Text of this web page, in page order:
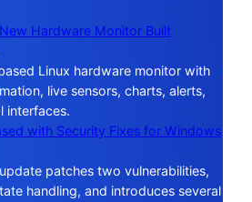
Hardware Monitor Built
Linux hardware monitor with
live sensors, charts, alerts,
interfaces.
with Security Fixes for Windows
patches two vulnerabilities,
handling, and introduces several